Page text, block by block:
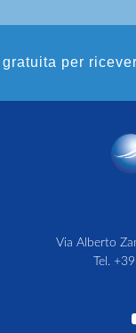
per
Via Alberto
Tel.